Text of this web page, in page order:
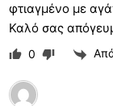
φτιαγμένο με
Καλό σας
0